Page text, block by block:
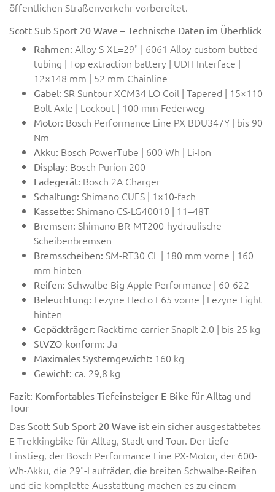
öffentlichen Straßenverkehr vorbereitet.
Scott Sub Sport 20 Wave – Technische Daten im Überblick
Rahmen: Alloy S-XL=29" | 6061 Alloy custom butted
tubing | Top extraction battery | UDH Interface |
12×148 mm | 52 mm Chainline
Gabel: SR Suntour XCM34 LO Coil | Tapered | 15×110
Bolt Axle | Lockout | 100 mm Federweg
Motor: Bosch Performance Line PX BDU347Y | bis 90
Nm
Akku: Bosch PowerTube | 600 Wh | Li-Ion
Display: Bosch Purion 200
Ladegerät: Bosch 2A Charger
Schaltung: Shimano CUES | 1×10-fach
Kassette: Shimano CS-LG40010 | 11–48T
Bremsen: Shimano BR-MT200-hydraulische
Scheibenbremsen
Bremsscheiben: SM-RT30 CL | 180 mm vorne | 160
mm hinten
Reifen: Schwalbe Big Apple Performance | 60-622
Beleuchtung: Lezyne Hecto E65 vorne | Lezyne Light
hinten
Gepäckträger: Racktime carrier SnapIt 2.0 | bis 25 kg
StVZO-konform: Ja
Maximales Systemgewicht: 160 kg
Gewicht: ca. 29,8 kg
Fazit: Komfortables Tiefeinsteiger-E-Bike für Alltag und
Tour
Das Scott Sub Sport 20 Wave ist ein sicher ausgestattetes
E-Trekkingbike für Alltag, Stadt und Tour. Der tiefe
Einstieg, der Bosch Performance Line PX-Motor, der 600-
Wh-Akku, die 29"-Laufräder, die breiten Schwalbe-Reifen
und die komplette Ausstattung machen es zu einem